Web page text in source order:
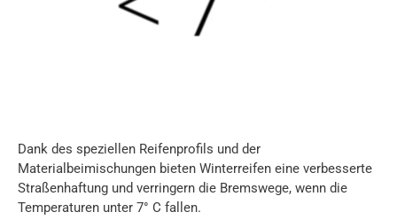
Dank des speziellen Reifenprofils und der
Materialbeimischungen bieten Winterreifen eine verbesserte
Straßenhaftung und verringern die Bremswege, wenn die
Temperaturen unter 7° C fallen.